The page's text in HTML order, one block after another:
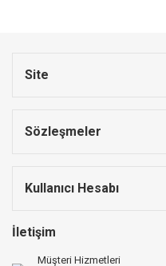
Site
Sözleşmeler
Kullanıcı Hesabı
İletişim
Müşteri Hizmetleri